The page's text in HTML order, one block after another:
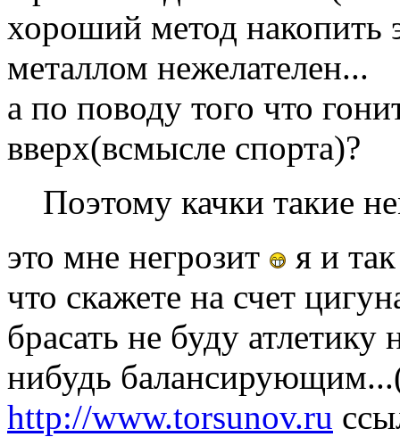
хороший метод накопить
металлом нежелателен...
а по поводу того что
вверх(всмысле спорта)?
Поэтому качки такие
это мне негрозит
я и
что скажете на счет
брасать не буду
нибудь
http://www.torsunov.ru